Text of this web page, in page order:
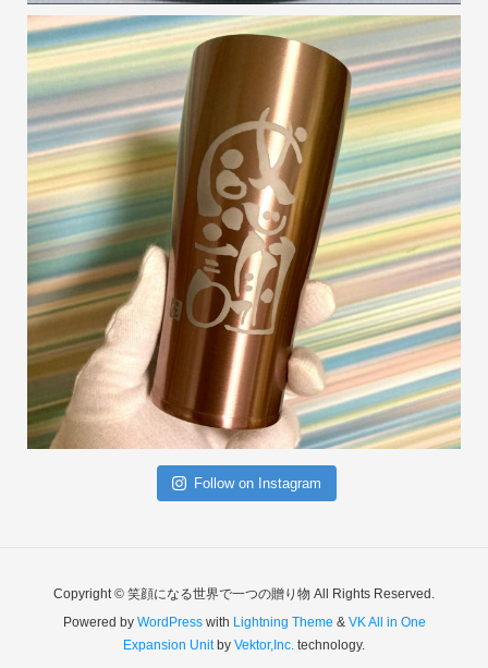
Follow on Instagram
Copyright © 笑顔になる世界で一つの贈り物 All Rights Reserved.
Powered by WordPresswith Lightning Theme & VK All in One
Expansion Unitby Vektor,Inc. technology.